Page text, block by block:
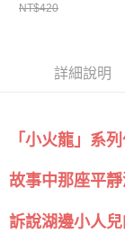
NT$420
詳細說明
「小火龍」系
故事中那座平
訴說湖邊小人